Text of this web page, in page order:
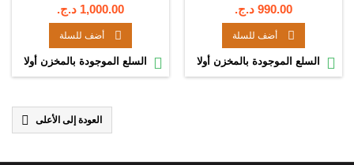
السعر
990.00 د.ج.‏
 أضف للسلة
 السلع الموجودة بالمخزن أولا
السعر
1,000.00 د.ج.‏
 أضف للسلة
 السلع الموجودة بالمخزن أولا
العودة إلى الأعلى 